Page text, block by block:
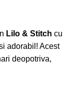
Lilo & Stitch cu
adorabil! Acest
deopotriva,